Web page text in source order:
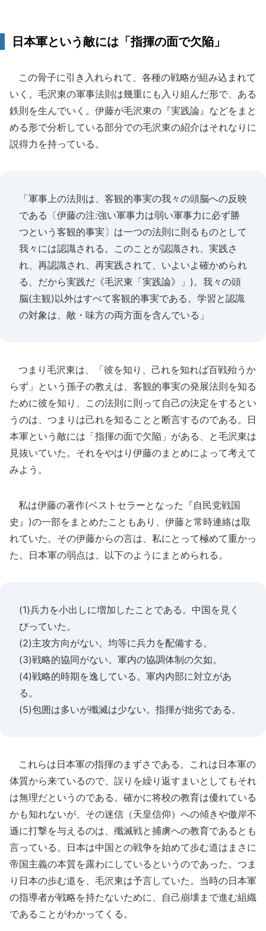
日本軍という敵には「指揮の面で欠陥」
この骨子に引き入れられて、各種の戦略が組み込まれて
いく。毛沢東の軍事法則は幾重にも入り組んだ形で、ある
鉄則を生んでいく。伊藤が毛沢東の『実践論』などをまと
める形で分析している部分での毛沢東の紹介はそれなりに
説得力を持っている。
「軍事上の法則は、客観的事実の我々の頭脳への反映
である〔伊藤の注:強い軍事力は弱い軍事力に必ず勝
つという客観的事実〕は一つの法則に則るものとして
我々には認識される。このことが認識され、実践さ
れ、再認識され、再実践されて、いよいよ確かめられ
る、だから実践だ《毛沢東「実践論》」)。我々の頭
脳(主観)以外はすべて客観的事実である。学習と認識
の対象は、敵・味方の両方面を含んでいる」
つまり毛沢東は、「彼を知り、己れを知れば百戦殆うか
らず」という孫子の教えは、客観的事実の発展法則を知る
ために彼を知り、この法則に則って自己の決定をするとい
うのは、つまりは己れを知ることと断言するのである。日
本軍という敵には「指揮の面で欠陥」がある、と毛沢東は
見抜いていた。それをやはり伊藤のまとめによって考えて
みよう。
私は伊藤の著作(ベストセラーとなった『自民党戦国
史』)の一部をまとめたこともあり、伊藤と常時連絡は取
れていた。その伊藤からの言は、私にとって極めて重かっ
た。日本軍の弱点は、以下のようにまとめられる。
(1)兵力を小出しに増加したことである。中国を見く
びっていた。
(2)主攻方向がない。均等に兵力を配備する。
(3)戦略的協同がない。軍内の協調体制の欠如。
(4)戦略的時期を逸している。軍内内部に対立があ
る。
(5)包囲は多いが殲滅は少ない。指揮が拙劣である。
これらは日本軍の指揮のまずさである。これは日本軍の
体質から来ているので、誤りを繰り返すまいとしてもそれ
は無理だというのである。確かに将校の教育は優れている
かも知れないが、その迷信（天皇信仰）への傾きや傲岸不
遜に打撃を与えるのは、殲滅戦と捕虜への教育であるとも
言っている。日本は中国との戦争を始めて歩む道はまさに
帝国主義の本質を露わにしているというのであった。つま
り日本の歩む道を、毛沢東は予言していた。当時の日本軍
の指導者が戦略を持たないために、自己崩壊まで進む組織
であることがわかってくる。